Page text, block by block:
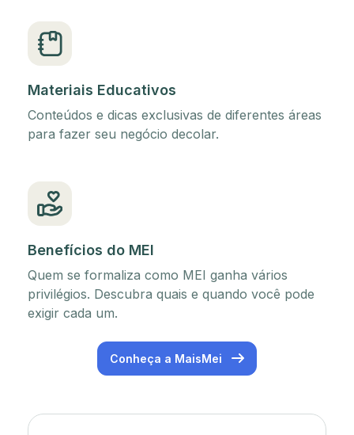
Materiais Educativos
Conteúdos e dicas exclusivas de diferentes áreas
para fazer seu negócio decolar.
Benefícios do MEI
Quem se formaliza como MEI ganha vários
privilégios. Descubra quais e quando você pode
exigir cada um.
Conheça a MaisMei